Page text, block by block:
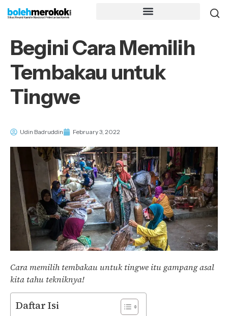
Begini Cara Memilih
Tembakau untuk
Tingwe
Udin Badruddin February 3, 2022
Cara memilih tembakau untuk tingwe itu gampang asal
kita tahu tekniknya!
Daftar Isi